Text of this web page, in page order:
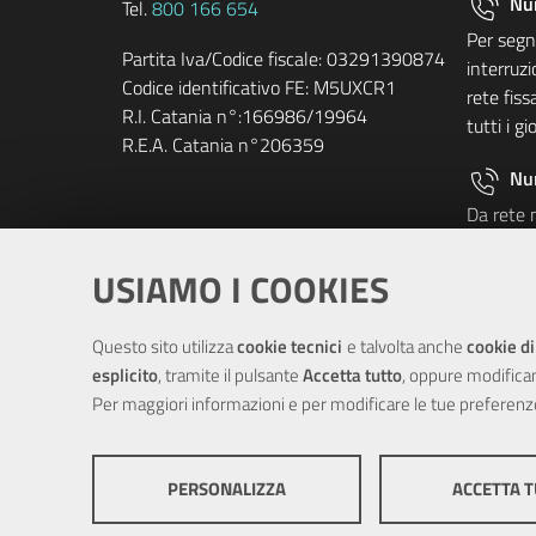
USIAMO I COOKIES
Questo sito utilizzacookie tecnici e talvolta anchecookie
esplicito, tramite il pulsanteAccetta tutto, oppure
Per maggiori informazioni e per modificare le tue
PERSONALIZZA ACCETTA
Tel.800 166 654
Partita Iva/Codice fiscale: 03291390874
Codice identificativo FE: M5UXCR1
R.I. Catania n°:166986/19964
R.E.A. Catania n°206359
Per
rete
tutti i
Da rete
lunedì
20.00
13.00.
2024 Sidra